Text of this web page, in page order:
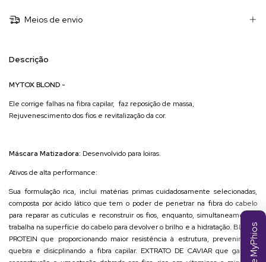
Meios de envio
Descrição
MYTOX BLOND -
Ele corrige falhas na fibra capilar, faz reposição de massa,
Rejuvenescimento dos fios e revitalização da cor.
Máscara Matizadora: Desenvolvido para loiras.
Ativos de alta performance:
Sua formulação rica, inclui matérias primas cuidadosamente selecionadas,
composta por ácido lático que tem o poder de penetrar na fibra do cabelo
para reparar as cutículas e reconstruir os fios, enquanto, simultaneamente,
trabalha na superfície do cabelo para devolver o brilho e a hidratação. BLEND
PROTEIN que proporcionando maior resistência à estrutura, prevenindo a
quebra e disicplinando a fibra capilar. EXTRATO DE CAVIAR que garante